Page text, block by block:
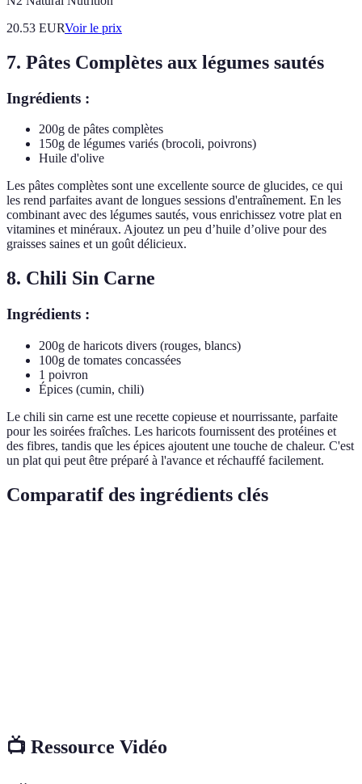
20.53 EURVoir le prix
7. Pâtes Complètes aux légumes sautés
Ingrédients :
200g de pâtes complètes
150g de légumes variés (brocoli, poivrons)
Huile d'olive
Les pâtes complètes sont une excellente source de glucides, ce qui
les rend parfaites avant de longues sessions d'entraînement. En les
combinant avec des légumes sautés, vous enrichissez votre plat en
vitamines et minéraux. Ajoutez un peu d’huile d’olive pour des
graisses saines et un goût délicieux.
8. Chili Sin Carne
Ingrédients :
200g de haricots divers (rouges, blancs)
100g de tomates concassées
1 poivron
Épices (cumin, chili)
Le chili sin carne est une recette copieuse et nourrissante, parfaite
pour les soirées fraîches. Les haricots fournissent des protéines et
des fibres, tandis que les épices ajoutent une touche de chaleur. C'est
un plat qui peut être préparé à l'avance et réchauffé facilement.
Comparatif des ingrédients clés
📺 Ressource Vidéo